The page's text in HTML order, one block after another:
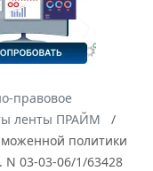
правовое
ленты ПРАЙМ
политики
N 03-03-06/1/63428